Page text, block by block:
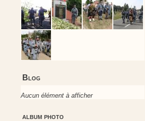
Blog
Aucun élément à afficher
album photo